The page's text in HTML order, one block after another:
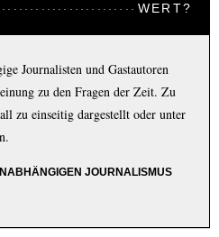
WERT?
Journalisten und Gastautoren
zu den Fragen der Zeit. Zu
zu einseitig dargestellt oder unter
JOURNALISMUS